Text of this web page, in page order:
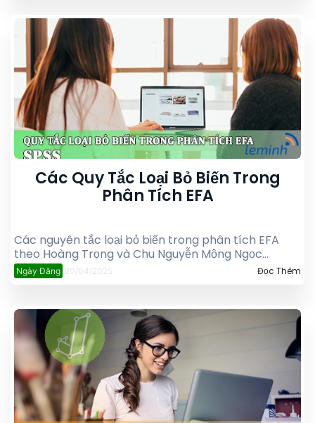
Các Quy Tắc Loại Bỏ Biến Trong
Phân Tích EFA
Các nguyên tắc loại bỏ biến trong phân tích EFA
theo Hoàng Trọng và Chu Nguyễn Mộng Ngọc
(2008)
Ngày Đăng 20/04/2025 Đọc Thêm